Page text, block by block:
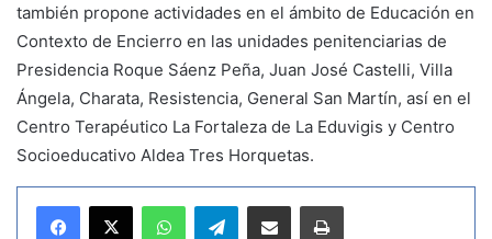
también propone actividades en el ámbito de Educación en
Contexto de Encierro en las unidades penitenciarias de
Presidencia Roque Sáenz Peña, Juan José Castelli, Villa
Ángela, Charata, Resistencia, General San Martín, así en el
Centro Terapéutico La Fortaleza de La Eduvigis y Centro
Socioeducativo Aldea Tres Horquetas.
Telegram